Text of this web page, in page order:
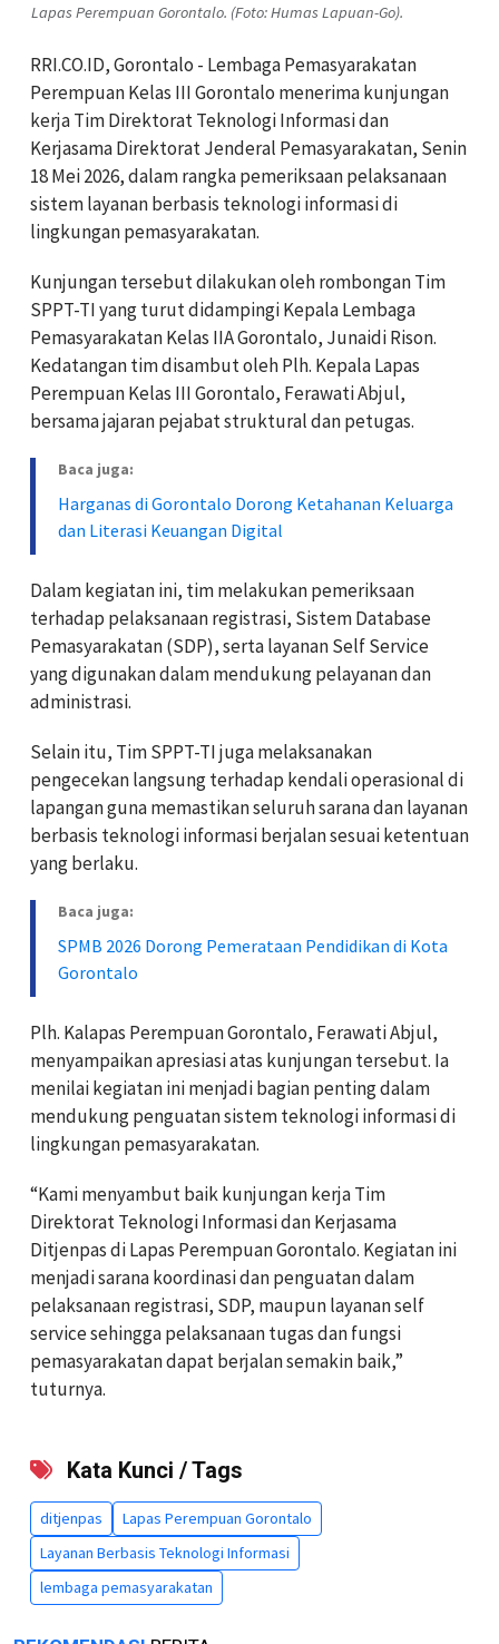
Lapas Perempuan Gorontalo. (Foto: Humas Lapuan-Go).
RRI.CO.ID, Gorontalo - Lembaga Pemasyarakatan
Perempuan Kelas III Gorontalo menerima kunjungan
kerja Tim Direktorat Teknologi Informasi dan
Kerjasama Direktorat Jenderal Pemasyarakatan, Senin
18 Mei 2026, dalam rangka pemeriksaan pelaksanaan
sistem layanan berbasis teknologi informasi di
lingkungan pemasyarakatan.
Kunjungan tersebut dilakukan oleh rombongan Tim
SPPT-TI yang turut didampingi Kepala Lembaga
Pemasyarakatan Kelas IIA Gorontalo, Junaidi Rison.
Kedatangan tim disambut oleh Plh. Kepala Lapas
Perempuan Kelas III Gorontalo, Ferawati Abjul,
bersama jajaran pejabat struktural dan petugas.
Baca juga:
Harganas di Gorontalo Dorong Ketahanan Keluarga
dan Literasi Keuangan Digital
Dalam kegiatan ini, tim melakukan pemeriksaan
terhadap pelaksanaan registrasi, Sistem Database
Pemasyarakatan (SDP), serta layanan Self Service
yang digunakan dalam mendukung pelayanan dan
administrasi.
Selain itu, Tim SPPT-TI juga melaksanakan
pengecekan langsung terhadap kendali operasional di
lapangan guna memastikan seluruh sarana dan layanan
berbasis teknologi informasi berjalan sesuai ketentuan
yang berlaku.
Baca juga:
SPMB 2026 Dorong Pemerataan Pendidikan di Kota
Gorontalo
Plh. Kalapas Perempuan Gorontalo, Ferawati Abjul,
menyampaikan apresiasi atas kunjungan tersebut. Ia
menilai kegiatan ini menjadi bagian penting dalam
mendukung penguatan sistem teknologi informasi di
lingkungan pemasyarakatan.
“Kami menyambut baik kunjungan kerja Tim
Direktorat Teknologi Informasi dan Kerjasama
Ditjenpas di Lapas Perempuan Gorontalo. Kegiatan ini
menjadi sarana koordinasi dan penguatan dalam
pelaksanaan registrasi, SDP, maupun layanan self
service sehingga pelaksanaan tugas dan fungsi
pemasyarakatan dapat berjalan semakin baik,”
tuturnya.
Kata Kunci / Tags
ditjenpas
Lapas Perempuan Gorontalo
Layanan Berbasis Teknologi Informasi
lembaga pemasyarakatan